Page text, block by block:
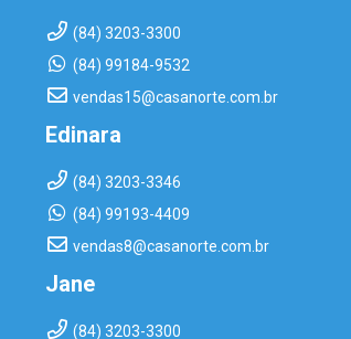
(84) 3203-3300
(84) 99184-9532
vendas15@casanorte.com.br
Edinara
(84) 3203-3346
(84) 99193-4409
vendas8@casanorte.com.br
Jane
(84) 3203-3300